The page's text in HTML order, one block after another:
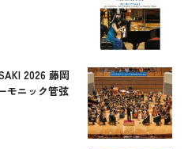
2026 藤岡
モニック管弦